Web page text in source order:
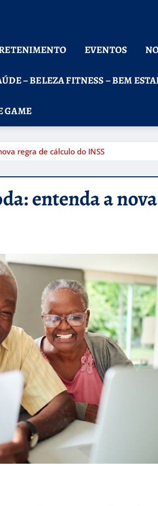
EVENTOS
– BELEZA FITNESS – BEM
GAME
regra de cálculo do INSS
entenda a